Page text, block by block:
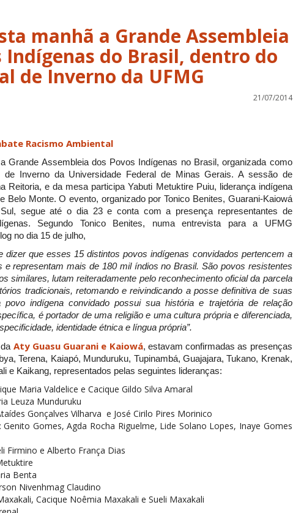
manhã a Grande Assembleia
Indígenas do Brasil, dentro do
de Inverno da UFMG
21/07/2014
Racismo Ambiental
Grande Assembleia dos Povos Indígenas no Brasil, organizada como
de Inverno da Universidade Federal de Minas Gerais. A sessão de
Reitoria, e da mesa participa Yabuti Metuktire Puiu, liderança indígena
Belo Monte. O evento, organizado por Tonico Benites, Guarani-Kaiowá
segue até o dia 23 e conta com a presença representantes de
Segundo Tonico Benites, numa entrevista para a UFMG
no dia 15 de julho,
dizer que esses 15 distintos povos indígenas convidados pertencem a
e representam mais de 180 mil índios no Brasil. São povos resistentes
similares, lutam reiteradamente pelo reconhecimento oficial da parcela
tradicionais, retomando e reivindicando a posse definitiva de suas
povo indígena convidado possui sua história e trajetória de relação
é portador de uma religião e uma cultura própria e diferenciada,
identidade étnica e língua própria”.
Aty Guasu Guarani e Kaiowá, estavam confirmadas as presenças
Terena, Kaiapó, Munduruku, Tupinambá, Guajajara, Tukano, Krenak,
e Kaikang, representados pelas seguintes lideranças:
Maria Valdelice e Cacique Gildo Silva Amaral
Leuza Munduruku
Gonçalves Vilharva e José Cirilo Pires Morinico
Genito Gomes, Agda Rocha Riguelme, Lide Solano Lopes, Inaye Gomes
Firmino e Alberto França Dias
Benta
Nivenhmag Claudino
Cacique Noêmia Maxakali e Sueli Maxakali